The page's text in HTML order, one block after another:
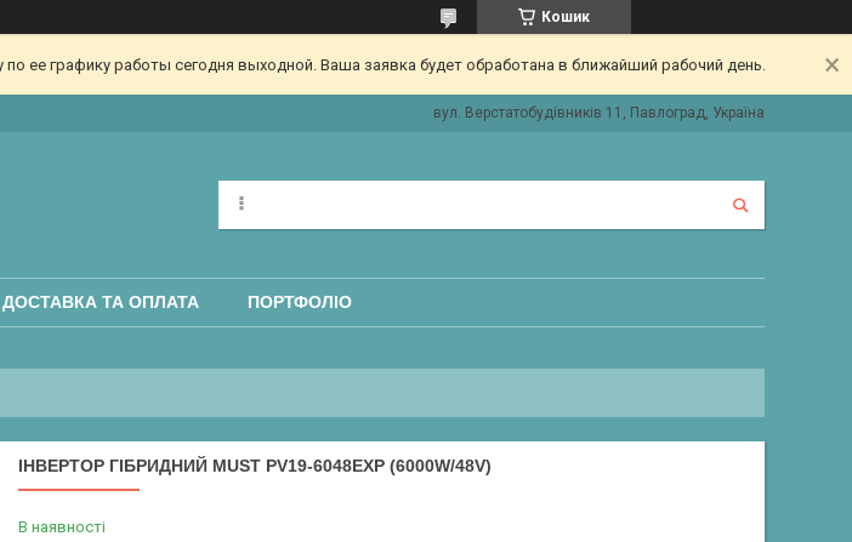
Кошик
ее графику работы сегодня выходной. Ваша заявка будет обработана в ближайший рабочий день.
вул. Верстатобудівників 11, Павлоград, Україна
ДОСТАВКА ТА ОПЛАТА ПОРТФОЛІО
ІНВЕРТОР ГІБРИДНИЙ MUST PV19-6048EXP (6000W/48V)
В наявності